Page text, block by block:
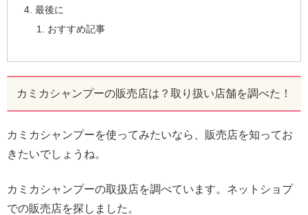
最後に
おすすめ記事
カミカシャンプーの販売店は？取り扱い店舗を調べた！
カミカシャンプーを使ってみたいなら、販売店を知ってお
きたいでしょうね。
カミカシャンプーの取扱店を調べています。ネットショプ
での販売店を探しました。